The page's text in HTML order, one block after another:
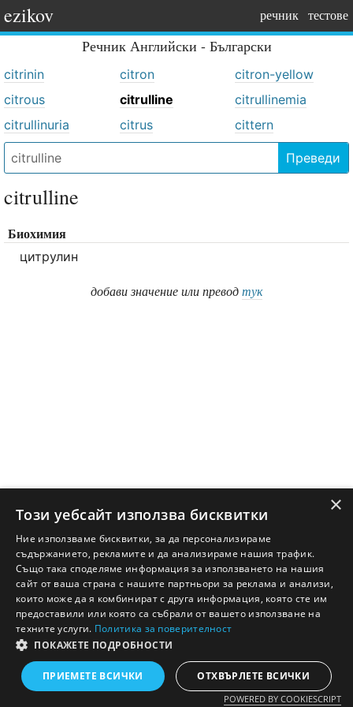
ezikov речник тестове
Речник Английски - Български
citrinin citron
citron-yellow
citrous
citrulline
citrullinemia
citrullinuria
citrus cittern
Преведи
citrulline
Биохимия
цитрулин
добави значение или преводтук
Английско - Български речник © Ezikov.com
Условия
Контакти Панел
×
Този уебсайт използва бисквитки
Ние използваме бисквитки, за да персонализираме
съдържанието, рекламите и да анализираме нашия трафик.
Също така споделяме информация за използването на нашия
сайт от ваша страна с нашите партньори за реклама и анализи,
които може да я комбинират с друга информация, която сте им
предоставили или която са събрали от вашето използване на
техните услуги. Политика за поверителност
ПОКАЖЕТЕ ПОДРОБНОСТИ
ПРИЕМЕТЕ ВСИЧКИ ОТХВЪРЛЕТЕ ВСИЧКИ
POWERED BY COOKIESCRIPT